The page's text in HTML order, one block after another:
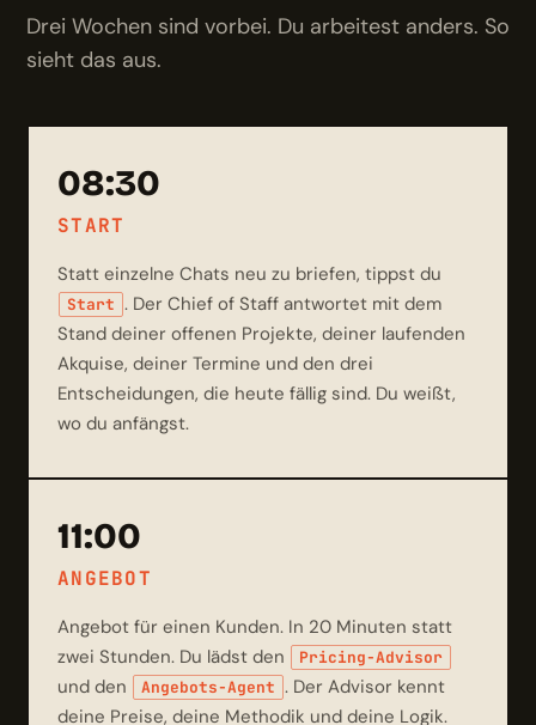
Drei Wochen sind vorbei. Du arbeitest anders. So
sieht das aus.
08:30
START
Statt einzelne Chats neu zu briefen, tippst du
Start . Der Chief of Staff antwortet mit dem
Stand deiner offenen Projekte, deiner laufenden
Akquise, deiner Termine und den drei
Entscheidungen, die heute fällig sind. Du weißt,
wo du anfängst.
11:00
ANGEBOT
Angebot für einen Kunden. In 20 Minuten statt
zwei Stunden. Du lädst den
Pricing-Advisor
und den Angebots-Agent . Der Advisor kennt
deine Preise, deine Methodik und deine Logik.